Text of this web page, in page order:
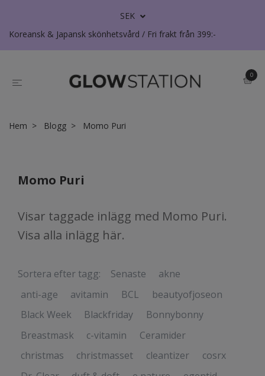
SEK
Koreansk & Japansk skönhetsvård / Fri frakt från 399:-
0
Hem Blogg Momo Puri
Momo Puri
Visar taggade inlägg med Momo Puri.
Visa alla inlägg här.
Sortera efter tagg: Senaste
akne
anti-age
avitamin BCL
beautyofjoseon
Black Week
Blackfriday
Bonnybonny
Breastmask
c-vitamin
Ceramider
christmas
christmasset cleantizer
cosrx